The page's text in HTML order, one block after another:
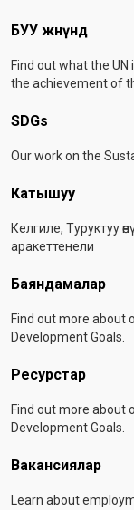
Footer menu
БУУ жөнүндө
Find out what the
the achievement of
SDGs
Our work on the
Катышуу
Келгиле, Туруктуу
аракеттенели
Баяндамалар
Find out more about
Development Goals.
Ресурстар
Find out more about
Development Goals.
Вакансиялар
Learn about